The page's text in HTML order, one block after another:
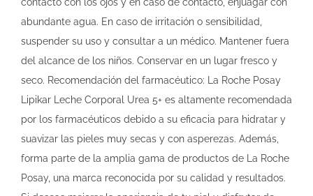
abundante agua. En caso de irritación o sensibilidad,
suspender su uso y consultar a un médico. Mantener fuera
del alcance de los niños. Conservar en un lugar fresco y
seco. Recomendación del farmacéutico: La Roche Posay
Lipikar Leche Corporal Urea 5+ es altamente recomendada
por los farmacéuticos debido a su eficacia para hidratar y
suavizar las pieles muy secas y con asperezas. Además,
forma parte de la amplia gama de productos de La Roche
Posay, una marca reconocida por su calidad y resultados.